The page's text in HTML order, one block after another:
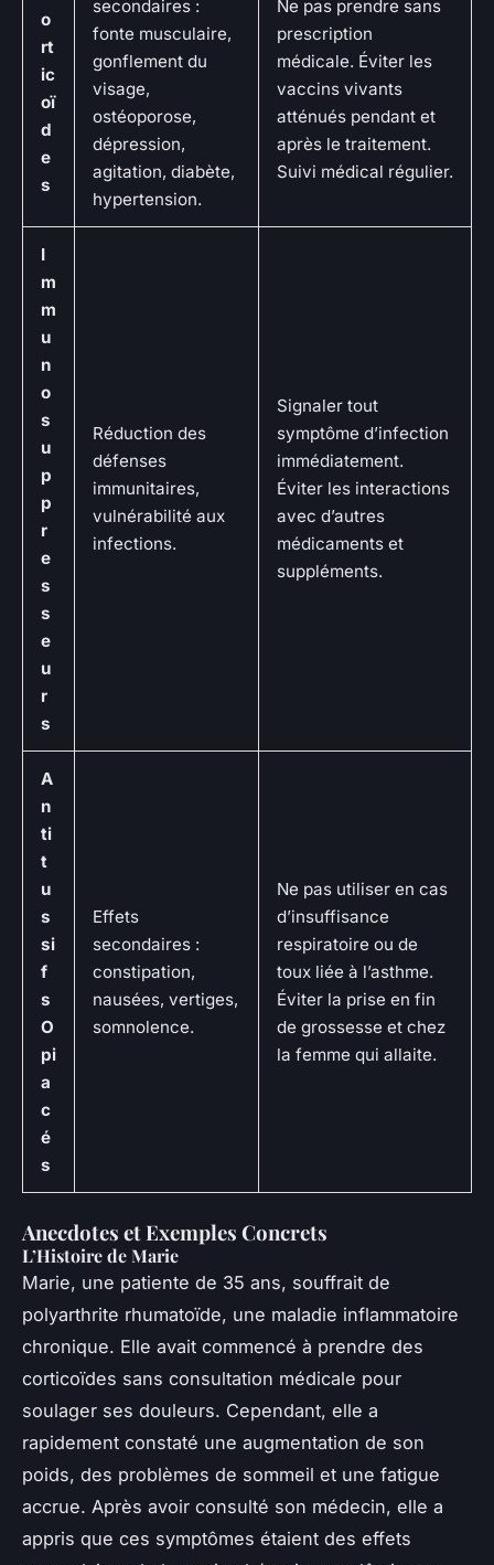
o
rt
ic
oï
d
e
s
secondaires :
fonte musculaire,
gonflement du
visage,
ostéoporose,
dépression,
agitation, diabète,
hypertension.
Ne pas prendre sans
prescription
médicale. Éviter les
vaccins vivants
atténués pendant et
après le traitement.
Suivi médical régulier.
I
m
m
u
n
o
s
u
p
p
r
e
s
s
e
u
r
s
Réduction des
défenses
immunitaires,
vulnérabilité aux
infections.
Signaler tout
symptôme d’infection
immédiatement.
Éviter les interactions
avec d’autres
médicaments et
suppléments.
A
n
ti
t
u
s
si
f
s
O
pi
a
c
é
s
Effets
secondaires :
constipation,
nausées, vertiges,
somnolence.
Ne pas utiliser en cas
d’insuffisance
respiratoire ou de
toux liée à l’asthme.
Éviter la prise en fin
de grossesse et chez
la femme qui allaite.
Anecdotes et Exemples Concrets
L’Histoire de Marie
Marie, une patiente de 35 ans, souffrait de
polyarthrite rhumatoïde, une maladie inflammatoire
chronique. Elle avait commencé à prendre des
corticoïdes sans consultation médicale pour
soulager ses douleurs. Cependant, elle a
rapidement constaté une augmentation de son
poids, des problèmes de sommeil et une fatigue
accrue. Après avoir consulté son médecin, elle a
appris que ces symptômes étaient des effets